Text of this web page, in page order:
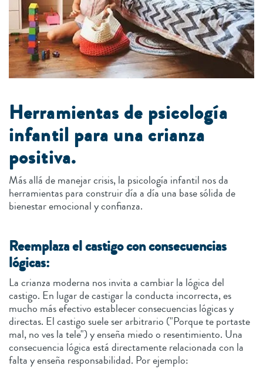
Herramientas de psicología
infantil para una crianza
positiva.
Más allá de manejar crisis, la psicología infantil nos da
herramientas para construir día a día una base sólida de
bienestar emocional y confianza.
Reemplaza el castigo con consecuencias
lógicas:
La crianza moderna nos invita a cambiar la lógica del
castigo. En lugar de castigar la conducta incorrecta, es
mucho más efectivo establecer consecuencias lógicas y
directas. El castigo suele ser arbitrario ("Porque te portaste
mal, no ves la tele") y enseña miedo o resentimiento. Una
consecuencia lógica está directamente relacionada con la
falta y enseña responsabilidad. Por ejemplo: